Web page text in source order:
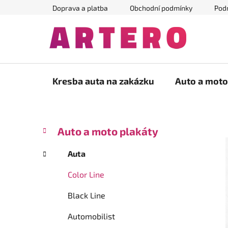
Doprava a platba Obchodní podmínky
Kresba auta na zakázku Auto a
P
s
kategorie
a
e
Auto a moto plakáty
Auta
Color Line
Black Line
Automobilist